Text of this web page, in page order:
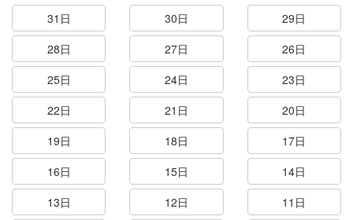
31日 30日
29日
28日
27日
26日
25日
24日
23日
22日
21日
20日
19日
18日
17日
16日
15日
14日
13日
12日
11日